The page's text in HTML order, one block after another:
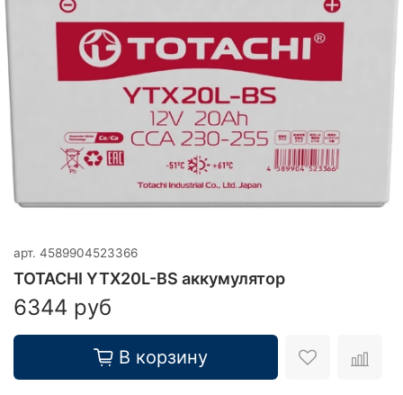
арт. 4589904523366
TOTACHI YTX20L-BS аккумулятор
6344 руб
В корзину